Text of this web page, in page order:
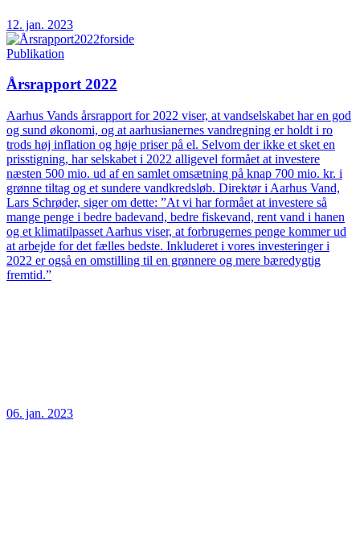
12. jan. 2023
Publikation
Årsrapport 2022
Aarhus Vands årsrapport for 2022 viser, at vandselskabet har en god
og sund økonomi, og at aarhusianernes vandregning er holdt i ro
trods høj inflation og høje priser på el. Selvom der ikke et sket en
prisstigning, har selskabet i 2022 alligevel formået at investere
næsten 500 mio. ud af en samlet omsætning på knap 700 mio. kr. i
grønne tiltag og et sundere vandkredsløb. Direktør i Aarhus Vand,
Lars Schrøder, siger om dette: ”At vi har formået at investere så
mange penge i bedre badevand, bedre fiskevand, rent vand i hanen
og et klimatilpasset Aarhus viser, at forbrugernes penge kommer ud
at arbejde for det fælles bedste. Inkluderet i vores investeringer i
2022 er også en omstilling til en grønnere og mere bæredygtig
fremtid.”
06. jan. 2023